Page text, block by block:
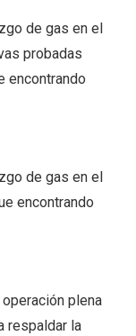
de gas en el
probadas
encontrando
de gas en el
encontrando
plena
respaldar la